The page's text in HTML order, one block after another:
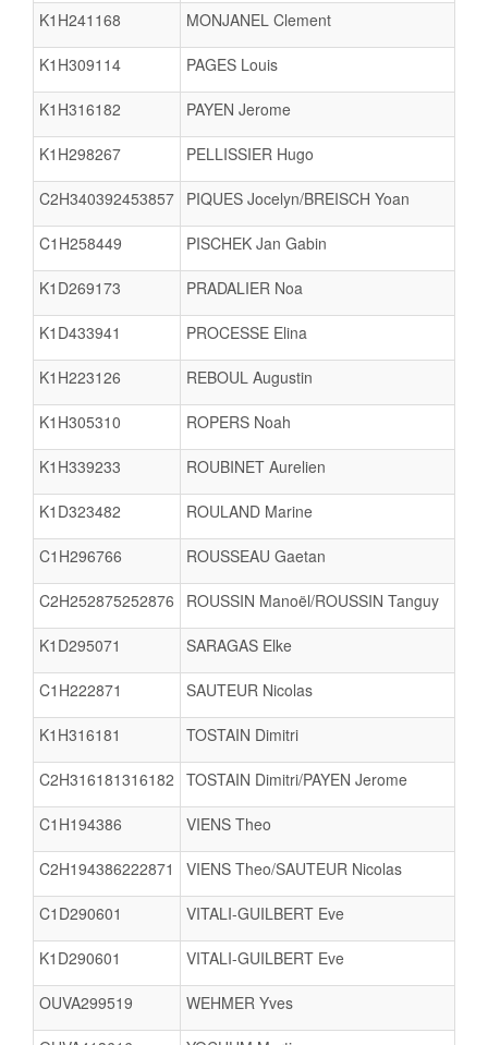
K1H241168 MONJANEL Clement
K1H309114 PAGES Louis
K1H316182 PAYEN Jerome
K1H298267 PELLISSIER Hugo
C2H340392453857 PIQUES Jocelyn/BREISCH Yoan
C1H258449 PISCHEK Jan Gabin
K1D269173 PRADALIER Noa
K1D433941 PROCESSE Elina
K1H223126 REBOUL Augustin
K1H305310 ROPERS Noah
K1H339233 ROUBINET Aurelien
K1D323482 ROULAND Marine
C1H296766 ROUSSEAU Gaetan
C2H252875252876 ROUSSIN Manoël/ROUSSIN Tanguy
K1D295071 SARAGAS Elke
C1H222871 SAUTEUR Nicolas
K1H316181 TOSTAIN Dimitri
C2H316181316182 TOSTAIN Dimitri/PAYEN Jerome
C1H194386 VIENS Theo
C2H194386222871 VIENS Theo/SAUTEUR Nicolas
C1D290601 VITALI-GUILBERT Eve
K1D290601 VITALI-GUILBERT Eve
OUVA299519 WEHMER Yves